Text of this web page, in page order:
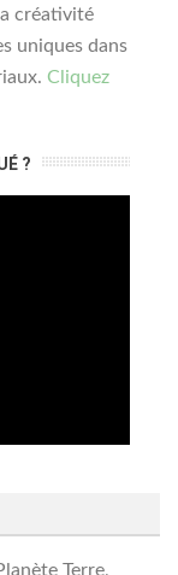
créativité
uniques dans
Cliquez
?
Terre,